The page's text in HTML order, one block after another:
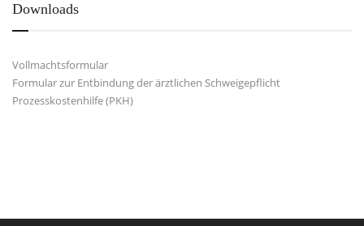
Downloads
Vollmachtsformular
Formular zur Entbindung der ärztlichen Schweigepflicht
Prozesskostenhilfe (PKH)